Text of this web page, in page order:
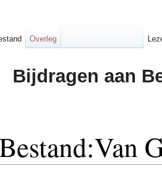
Bijdragen aan
Overleg